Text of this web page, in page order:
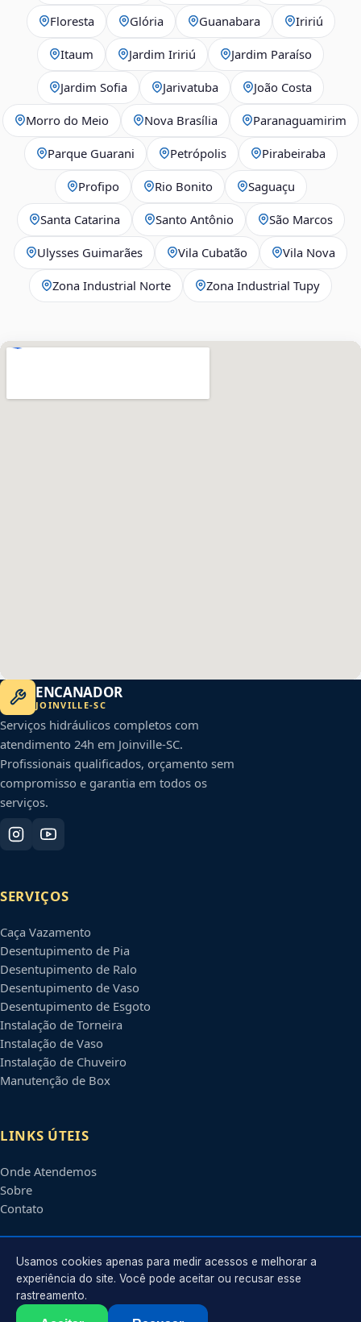
Floresta Glória Guanabara Iririú
Itaum Jardim Iririú Jardim Paraíso
Jardim Sofia Jarivatuba João Costa
Morro do Meio Nova Brasília Paranaguamirim
Parque Guarani Petrópolis Pirabeiraba
Profipo Rio Bonito Saguaçu
Santa Catarina Santo Antônio São Marcos
Ulysses Guimarães Vila Cubatão Vila Nova
Zona Industrial Norte Zona Industrial Tupy
ENCANADOR
JOINVILLE-SC
Serviços hidráulicos completos com
atendimento 24h em Joinville-SC.
Profissionais qualificados, orçamento sem
compromisso e garantia em todos os
serviços.
SERVIÇOS
Caça Vazamento
Desentupimento de Pia
Desentupimento de Ralo
Desentupimento de Vaso
Desentupimento de Esgoto
Instalação de Torneira
Instalação de Vaso
Instalação de Chuveiro
Manutenção de Box
LINKS ÚTEIS
Onde Atendemos
Sobre
Contato
CONTATO
Atendimento em
contato@encanadoremjoinville.com.br
Usamos cookies apenas para medir acessos e melhorar a
experiência do site. Você pode aceitar ou recusar esse
rastreamento.